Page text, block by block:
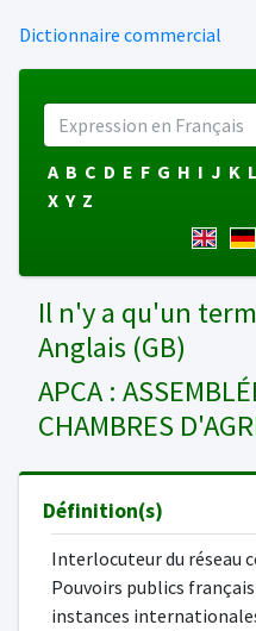
Dictionnaire commercial
A B C D E F G H I J K L
X Y Z
Il n'y a qu'un
Anglais (GB)
APCA :
CHAMBRES
Définition(s)
Interlocuteur du réseau
Pouvoirs publics
instances